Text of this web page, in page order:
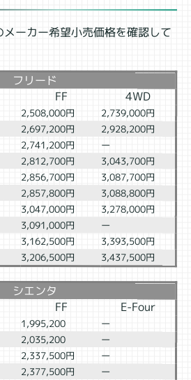
ーカー希望小売価格を確認して
フリード
FF 4WD
2,508,000円 2,739,000円
2,697,200円 2,928,200円
2,741,200円 ー
2,812,700円 3,043,700円
2,856,700円 3,087,700円
2,857,800円 3,088,800円
3,047,000円 3,278,000円
3,091,000円 ー
3,162,500円 3,393,500円
3,206,500円 3,437,500円
シエンタ
FF E-Four
1,995,200 ー
2,035,200 ー
2,337,500円 ー
2,377,500円 ー